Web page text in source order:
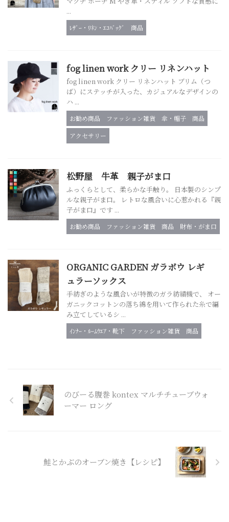
...
ﾚｻﾞｰ・ﾘﾈﾝ・ｴｺﾊﾞｯｸﾞ 商品
fog linen work クリー リネンハット
fog linen work クリー リネンハット ブリム（つ
ば）にステッチが入った、カジュアルなデザインの
ハ ...
お勧め商品 ファッション雑貨 傘・帽子
商品
アクセサリー
松野屋 牛革 親子がま口
ふっくらとして、柔らかな手触り。 日本製のシンプ
ルな親子がま口。 レトロな風合いに心惹かれる『親
子がま口』です ...
お勧め商品 ファッション雑貨 商品 財布・がま口
ORGANIC GARDEN ガラボウ レギ
ュラーソックス
手紡ぎのような風合いが特徴のガラ紡績機で、 オー
ガニックコットンの落ち綿を用いて作られた糸で編
み立てしているシ ...
ｲﾝﾅｰ・ﾙｰﾑｳｴｱ・靴下 ファッション雑貨 商品
のびーる腹巻 kontex マルチチューブウォ
ーマー ロング
鮭とかぶのオーブン焼き【レシピ】